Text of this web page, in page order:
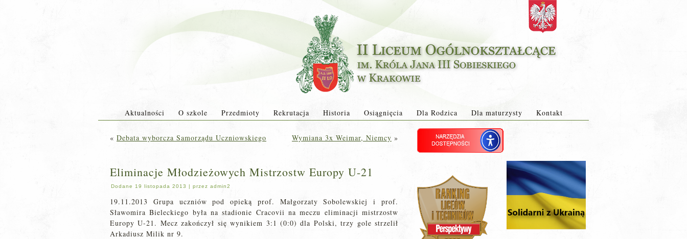
Aktualności O szkole Przedmioty Rekrutacja Historia Osiągnięcia Dla Rodzica Dla maturzysty Kontakt
« Debata wyborcza Samorządu Uczniowskiego Wymiana 3x Weimar, Niemcy »
Eliminacje Młodzieżowych Mistrzostw Europy U-21
Dodane 19 listopada 2013 | przez admin2
19.11.2013 Grupa uczniów pod opieką prof. Małgorzaty Sobolewskiej i prof.
Sławomira Bieleckiego była na stadionie Cracovii na meczu eliminacji mistrzostw
Europy U-21. Mecz zakończył się wynikiem 3:1 (0:0) dla Polski, trzy gole strzelił
Arkadiusz Milik nr 9.